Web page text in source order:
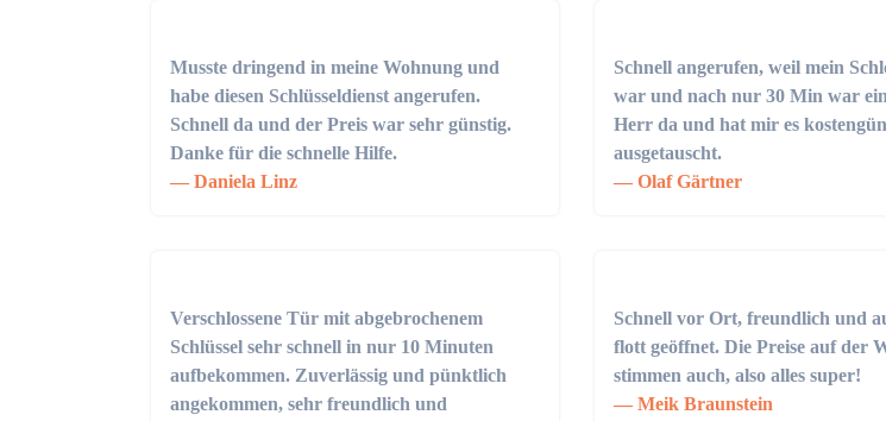
Musste dringend in meine Wohnung und
habe diesen Schlüsseldienst angerufen.
Schnell da und der Preis war sehr günstig.
Danke für die schnelle Hilfe.
Daniela Linz
Schnell angerufen, weil mein
war und nach nur 30 Min war
Herr da und hat mir es
ausgetauscht.
Olaf Gärtner
Verschlossene Tür mit abgebrochenem
Schlüssel sehr schnell in nur 10 Minuten
aufbekommen. Zuverlässig und pünktlich
angekommen, sehr freundlich und
Schnell vor Ort, freundlich und
flott geöffnet. Die Preise auf der
stimmen auch, also alles super!
Meik Braunstein